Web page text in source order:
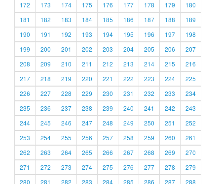
172
173 174 175 176 177 178 179
180
181
182 183 184 185 186 187 188
189
190
191 192 193 194 195 196 197
198
199
200 201 202 203 204 205 206
207
208
209 210 211 212 213 214 215
216
217
218 219 220 221 222 223 224
225
226
227 228 229 230 231 232 233
234
235
236 237 238 239 240 241 242
243
244
245 246 247 248 249 250 251
252
253
254 255 256 257 258 259 260
261
262
263 264 265 266 267 268 269
270
271
272 273 274 275 276 277 278
279
280
281 282 283 284 285 286 287
288